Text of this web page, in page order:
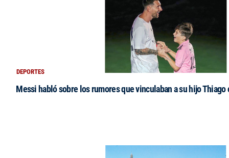
DEPORTES
Messi habló sobre los rumores que vinculaban a su hijo Thiago